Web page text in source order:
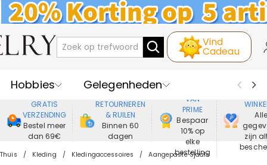
Vind
Cadeau
Hobbies
Gelegenheden
Recipienten
Best Verkochte
Nieuwe
Juwelen
GRATIS
VERZENDING
Bestel meer
dan 69€
RETOURNEREN
& RUILEN
Binnen 60
dagen
VAN
PRIME
Bespaar
10% op
elke
bestelling
Alle
zijn
Thuis Kleding Kledingaccessoires Aangepaste Sjaals